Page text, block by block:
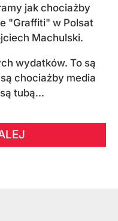
jak chociażby
"Graffiti" w Polsat
Machulski.
wydatków. To są
chociażby media
tubą...